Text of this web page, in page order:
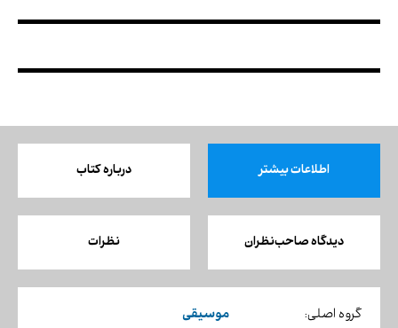
اطلاعات بیشتر درباره کتاب
دیدگاه صاحب‌نظران نظرات
گروه اصلی: موسیقی